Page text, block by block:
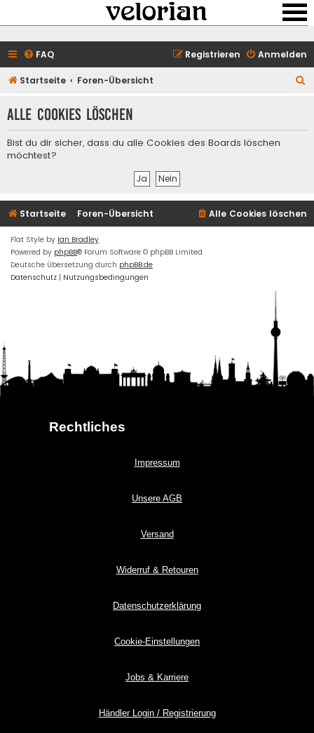
FAQ Anmelden
Registrieren
Startseite Foren-Übersicht
h
Alle Cookies löschen
Bist du dir sicher, dass du alle Cookies des Boards löschen
möchtest?
Startseite Foren-Übersicht Alle Cookies löschen
Flat Style by Ian Bradley
Powered by phpBB® Forum Software © phpBB Limited
Deutsche Übersetzung durch phpBB.de
Datenschutz | Nutzungsbedingungen
Rechtliches
Impressum
Unsere AGB
Versand
Widerruf & Retouren
Datenschutzerklärung
Cookie-Einstellungen
Jobs & Karriere
Händler Login / Registrierung